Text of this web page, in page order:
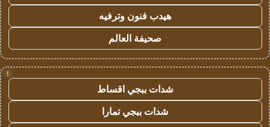
هيدب فنون وترفيه
صحيفة العالم
!
شدات ببجي اقساط
شدات ببجي تمارا